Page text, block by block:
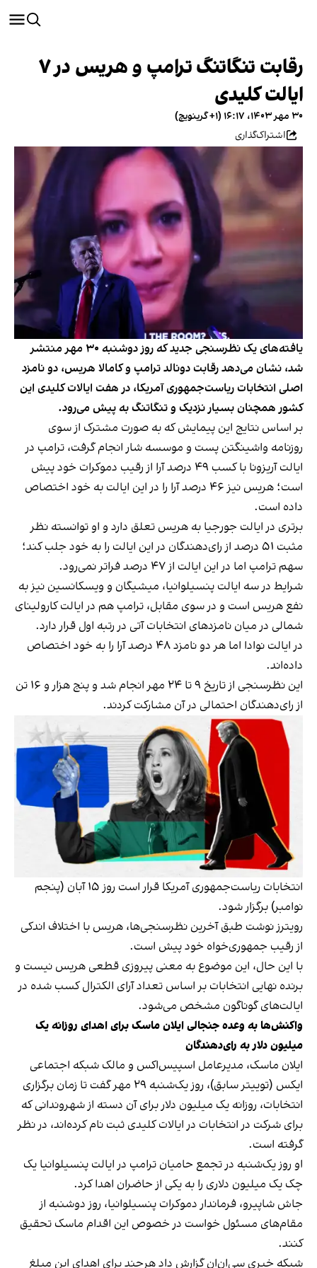
رقابت تنگاتنگ ترامپ و هریس در ۷
ایالت کلیدی
۳۰ مهر ۱۴۰۳، ۱۶:۱۷ (‎+۱ گرینویچ)
اشتراک‌گذاری
یافته‌های یک نظرسنجی جدید که روز دوشنبه ۳۰ مهر منتشر
شد، نشان می‌دهد رقابت دونالد ترامپ و کامالا هریس، دو نامزد
اصلی انتخابات ریاست‌جمهوری آمریکا، در هفت ایالات کلیدی این
کشور همچنان بسیار نزدیک و تنگاتنگ به پیش می‌رود.
بر اساس نتایج این پیمایش که به صورت مشترک از سوی
روزنامه واشینگتن پست و موسسه شار انجام گرفت، ترامپ در
ایالت آریزونا با کسب ۴۹ درصد آرا از رقیب دموکرات خود پیش
است؛ هریس نیز ۴۶ درصد آرا را در این ایالت به خود اختصاص
داده است.
برتری در ایالت جورجیا به هریس تعلق دارد و او توانسته نظر
مثبت ۵۱ درصد از رای‌دهندگان در این ایالت را به خود جلب کند؛
سهم ترامپ اما در این ایالت از ۴۷ درصد فراتر نمی‌رود.
شرایط در سه ایالت پنسیلوانیا، میشیگان و ویسکانسین نیز به
نفع هریس است و در سوی مقابل، ترامپ هم در ایالت کارولینای
شمالی در میان نامزدهای انتخابات آتی در رتبه اول قرار دارد.
در ایالت نوادا اما هر دو نامزد ۴۸ درصد آرا را به خود اختصاص
داده‌اند.
این نظرسنجی از تاریخ ۹ تا ۲۴ مهر انجام شد و پنج هزار و ۱۶ تن
از رای‌دهندگان احتمالی در آن مشارکت کردند.
انتخابات ریاست‌جمهوری آمریکا قرار است روز ۱۵ آبان (پنجم
نوامبر) برگزار شود.
رویترز نوشت طبق آخرین نظرسنجی‌ها، هریس با اختلاف اندکی
از رقیب جمهوری‌خواه خود پیش است.
با این حال، این موضوع به معنی پیروزی قطعی هریس نیست و
برنده نهایی انتخابات بر اساس تعداد آرای الکترال کسب شده در
ایالت‌های گوناگون مشخص می‌شود.
واکنش‌ها به وعده جنجالی ایلان ماسک برای اهدای روزانه یک
میلیون دلار به رای‌دهندگان
ایلان ماسک، مدیرعامل اسپیس‌اکس و مالک شبکه اجتماعی
ایکس (توییتر سابق)، روز یک‌شنبه ۲۹ مهر گفت تا زمان برگزاری
انتخابات، روزانه یک میلیون دلار برای آن دسته از شهروندانی که
برای شرکت در انتخابات در ایالات کلیدی ثبت نام کرده‌اند، در نظر
گرفته است.
او روز یک‌شنبه در تجمع حامیان ترامپ در ایالت پنسیلوانیا یک
چک یک میلیون دلاری را به یکی از حاضران اهدا کرد.
جاش شاپیرو، فرماندار دموکرات پنسیلوانیا، روز دوشنبه از
مقام‌های مسئول خواست در خصوص این اقدام ماسک تحقیق
کنند.
شبکه خبری سی‌ان‌ان گزارش داد هرچند برای اهدای این مبلغ